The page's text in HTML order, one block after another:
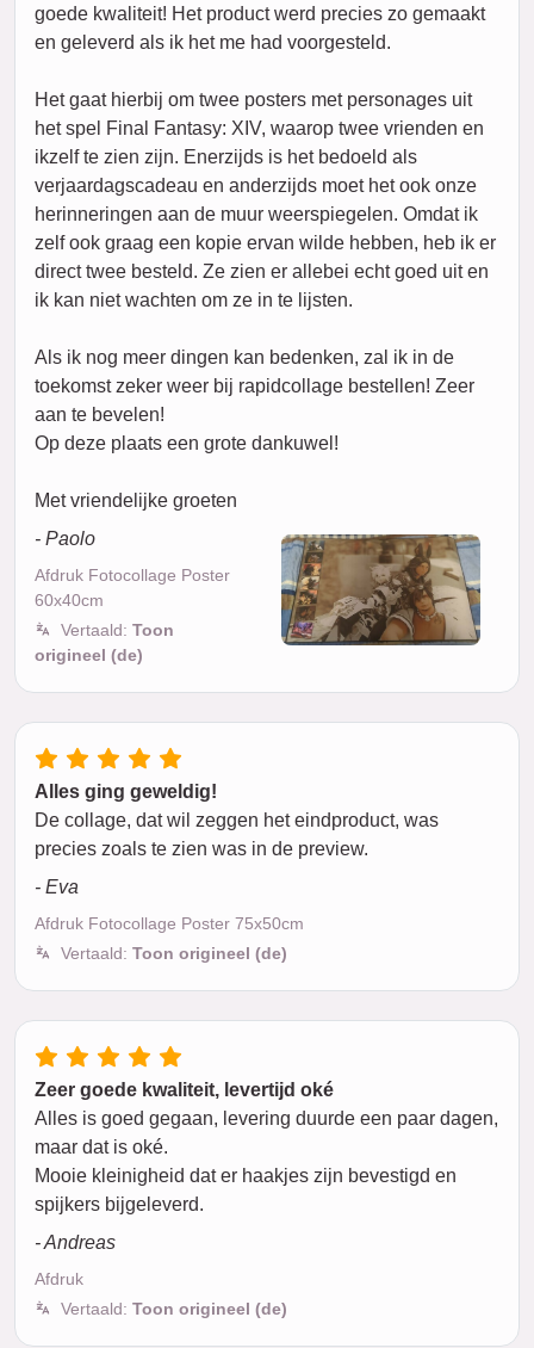
goede kwaliteit! Het product werd precies zo gemaakt
en geleverd als ik het me had voorgesteld.
Het gaat hierbij om twee posters met personages uit
het spel Final Fantasy: XIV, waarop twee vrienden en
ikzelf te zien zijn. Enerzijds is het bedoeld als
verjaardagscadeau en anderzijds moet het ook onze
herinneringen aan de muur weerspiegelen. Omdat ik
zelf ook graag een kopie ervan wilde hebben, heb ik er
direct twee besteld. Ze zien er allebei echt goed uit en
ik kan niet wachten om ze in te lijsten.
Als ik nog meer dingen kan bedenken, zal ik in de
toekomst zeker weer bij rapidcollage bestellen! Zeer
aan te bevelen!
Op deze plaats een grote dankuwel!
Met vriendelijke groeten
- Paolo
Afdruk Fotocollage Poster
60x40cm
Vertaald: Toon
origineel (de)
Alles ging geweldig!
De collage, dat wil zeggen het eindproduct, was
precies zoals te zien was in de preview.
- Eva
Afdruk Fotocollage Poster 75x50cm
Vertaald: Toon origineel (de)
Zeer goede kwaliteit, levertijd oké
Alles is goed gegaan, levering duurde een paar dagen,
maar dat is oké.
Mooie kleinigheid dat er haakjes zijn bevestigd en
spijkers bijgeleverd.
- Andreas
Afdruk
Vertaald: Toon origineel (de)